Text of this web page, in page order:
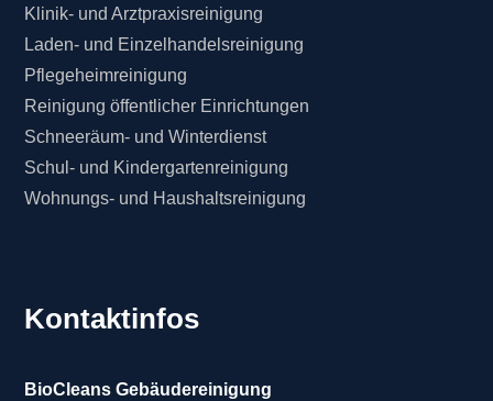
Klinik- und Arztpraxisreinigung
Laden- und Einzelhandelsreinigung
Pflegeheimreinigung
Reinigung öffentlicher Einrichtungen
Schneeräum- und Winterdienst
Schul- und Kindergartenreinigung
Wohnungs- und Haushaltsreinigung
Kontaktinfos
BioCleans Gebäudereinigung